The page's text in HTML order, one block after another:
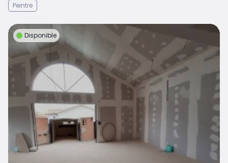
Peintre
Disponible